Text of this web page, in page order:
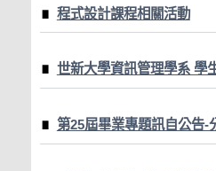
程式設計課程相關活動
世新大學資訊管理學系 學
第25屆畢業專題訊自公告-